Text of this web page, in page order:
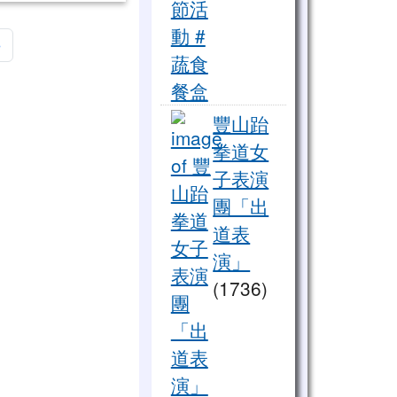
最後頁
全蔬食外送！愛心餐點進
豐山跆
拳道女
子表演
團「出
道表
演」
(1736)